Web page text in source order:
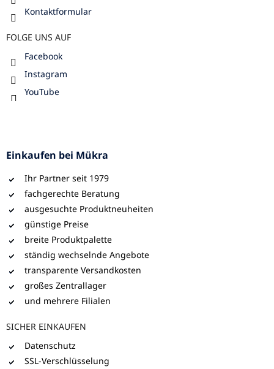
Kontaktformular
FOLGE UNS AUF
Facebook
Instagram
YouTube
Einkaufen bei Mükra
Ihr Partner seit 1979
fachgerechte Beratung
ausgesuchte Produktneuheiten
günstige Preise
breite Produktpalette
ständig wechselnde Angebote
transparente Versandkosten
großes Zentrallager
und mehrere Filialen
SICHER EINKAUFEN
Datenschutz
SSL-Verschlüsselung